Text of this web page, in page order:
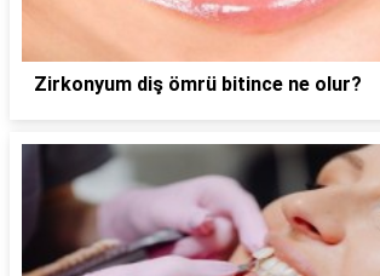
Zirkonyum diş ömrü bitince ne olur?